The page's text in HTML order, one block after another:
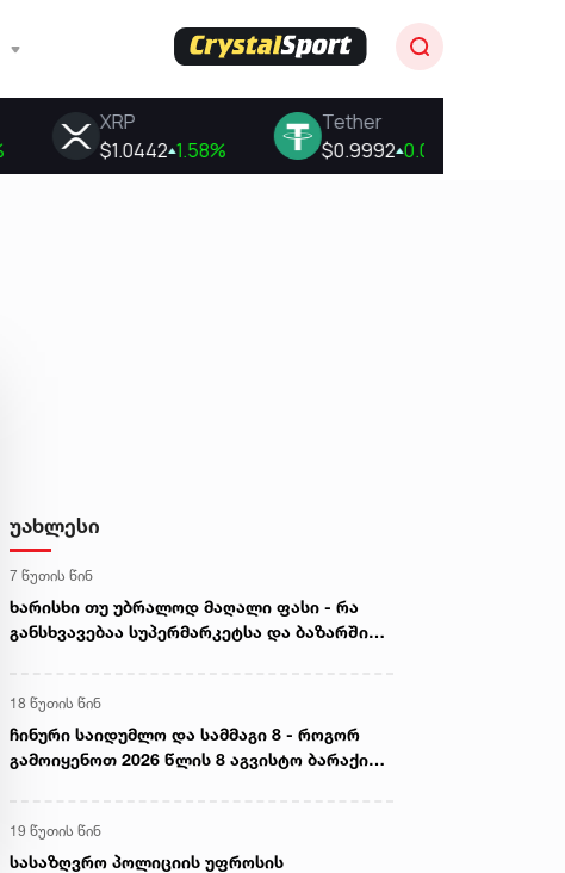
უახლესი
7 წუთის წინ
ხარისხი თუ უბრალოდ მაღალი ფასი - რა
განსხვავებაა სუპერმარკეტსა და ბაზარში
18 წუთის წინ
ჩინური საიდუმლო და სამმაგი 8 - როგორ
გამოიყენოთ 2026 წლის 8 აგვისტო ბარაქისა
19 წუთის წინ
სასაზღვრო პოლიციის უფროსის